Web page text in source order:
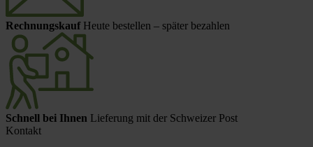
Rechnungskauf Heute bestellen – später bezahlen
Schnell bei Ihnen Lieferung mit der Schweizer Post
Kontakt